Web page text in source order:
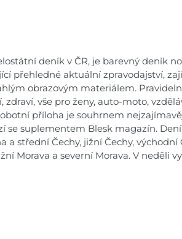
deník v ČR, je barevný deník
přehledné aktuální zpravodajství,
obrazovým materiálem.
vše pro ženy, auto-moto,
příloha je souhrnem
se suplementem Blesk magazín.
střední Čechy, jižní Čechy, východní
Morava a severní Morava. V neděli